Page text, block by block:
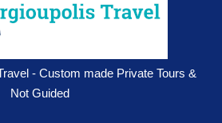
- Custom made Private Tours &
Not Guided